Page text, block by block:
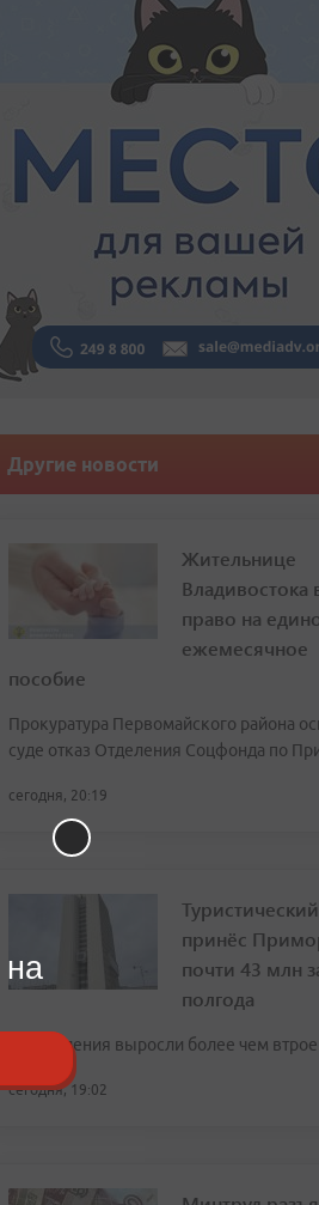
Другие новости
Жительнице
Владивостока
право на
ежемесячное
пособие
Прокуратура Первомайского района
суде отказ Отделения Соцфонда по
сегодня, 20:19
принёс
почти 43 млн
полгода
Поступления выросли более чем втрое
сегодня, 19:02